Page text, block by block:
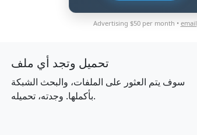
Advertising $50 per month • email
تحميل وتجد أي ملف
سوف يتم العثور على الملفات، والبحث الشبكة
بأكملها. وجدته، تحميله.